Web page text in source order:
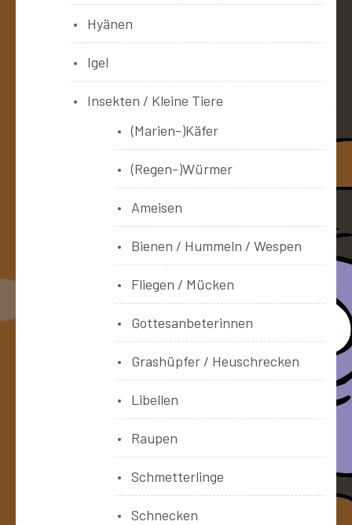
Hyänen
Igel
Insekten / Kleine Tiere
(Marien-)Käfer
(Regen-)Würmer
Ameisen
Bienen / Hummeln / Wespen
Fliegen / Mücken
Gottesanbeterinnen
Grashüpfer / Heuschrecken
Libellen
Raupen
Schmetterlinge
Schnecken